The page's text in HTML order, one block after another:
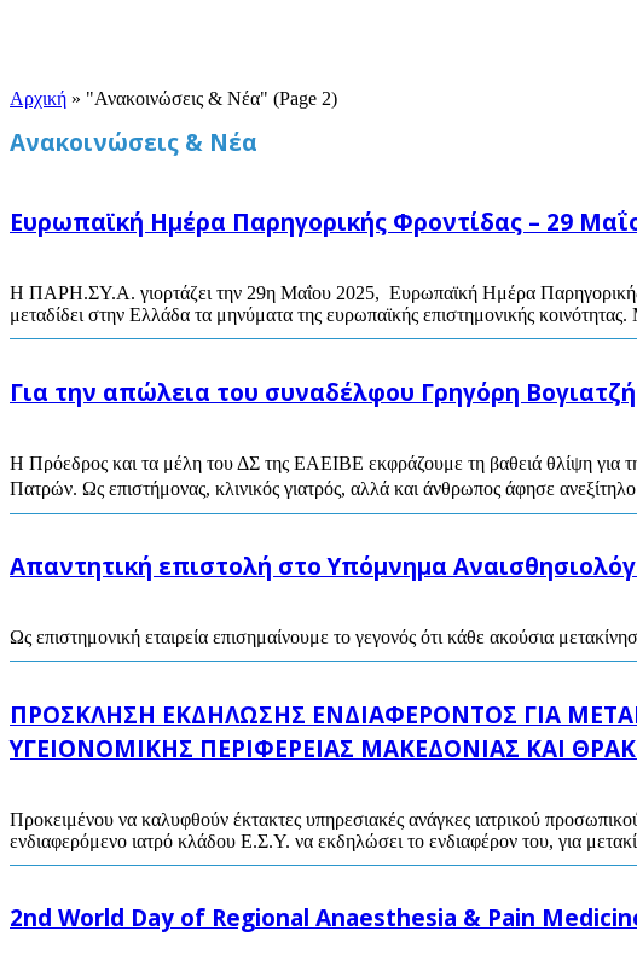
Αρχική » "Ανακοινώσεις & Νέα" (Page 2)
Ανακοινώσεις & Νέα
Ευρωπαϊκή Ημέρα Παρηγορικής Φροντίδας – 29
Η ΠΑΡΗ.ΣΥ.Α. γιορτάζει την 29η Μαΐου 2025, Ευρωπαϊκή Ημέρα Παρηγορικής
μεταδίδει στην Ελλάδα τα μηνύματα της ευρωπαϊκής επιστημονικής
Για την απώλεια του συναδέλφου Γρηγόρη Βογιατζή
Η Πρόεδρος και τα μέλη του ΔΣ της ΕΑΕΙΒΕ εκφράζουμε τη βαθειά θλίψη για
Πατρών. Ως επιστήμονας, κλινικός γιατρός, αλλά και άνθρωπος άφησε
Απαντητική επιστολή στο Υπόμνημα
Ως επιστημονική εταιρεία επισημαίνουμε το γεγονός ότι κάθε ακούσια
ΠΡΟΣΚΛΗΣΗ ΕΚΔΗΛΩΣΗΣ ΕΝΔΙΑΦΕΡΟΝΤΟΣ ΓΙΑ
ΥΓΕΙΟΝΟΜΙΚΗΣ ΠΕΡΙΦΕΡΕΙΑΣ ΜΑΚΕΔΟΝΙΑΣ ΚΑΙ
Προκειμένου να καλυφθούν έκτακτες υπηρεσιακές ανάγκες ιατρικού
ενδιαφερόμενο ιατρό κλάδου Ε.Σ.Υ. να εκδηλώσει το ενδιαφέρον του, για
2nd World Day of Regional Anaesthesia & Pain